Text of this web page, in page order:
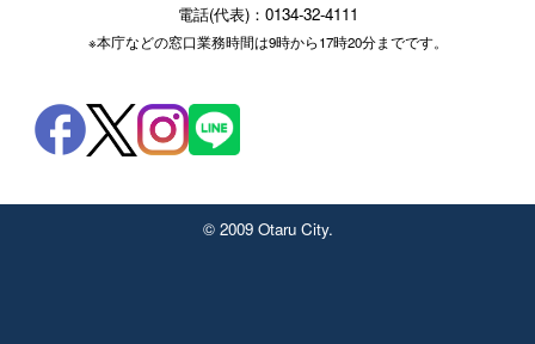
電話(代表)：0134-32-4111
※本庁などの窓口業務時間は9時から17時20分までです。
© 2009 Otaru City.